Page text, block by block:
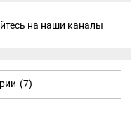
на наши каналы
(7)